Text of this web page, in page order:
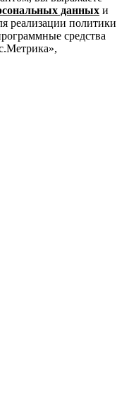
данных и
реализации политики
средства